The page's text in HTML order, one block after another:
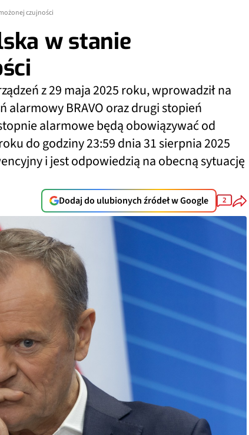
czujności
w stanie
z 29 maja 2025 roku, wprowadził na
BRAVO oraz drugi stopień
alarmowe będą obowiązywać od
do godziny 23:59 dnia 31 sierpnia 2025
i jest odpowiedzią na obecną sytuację
Dodaj do ulubionych źródeł w Google 2